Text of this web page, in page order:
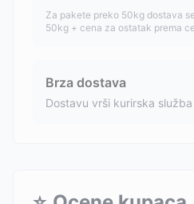
Za pakete preko 50kg dostava
50kg + cena za ostatak prema
Brza dostava
Dostavu vrši kurirska služba